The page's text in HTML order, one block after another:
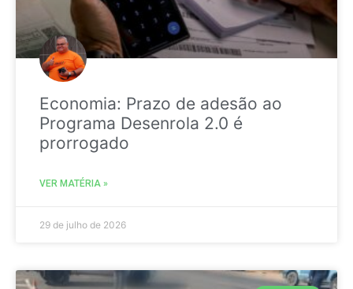
Economia: Prazo de adesão ao
Programa Desenrola 2.0 é
prorrogado
VER MATÉRIA »
29 de julho de 2026